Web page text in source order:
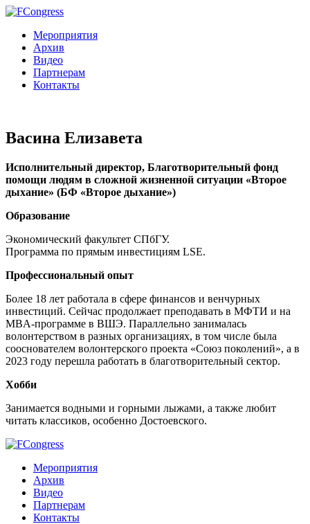
Мероприятия
Архив
Видео
Партнерам
Контакты
Васина Елизавета
Исполнительный директор, Благотворительный фонд
помощи людям в сложной жизненной ситуации «Второе
дыхание» (БФ «Второе дыхание»)
Образование
Экономический факультет СПбГУ.
Программа по прямым инвестициям LSE.
Профессиональный опыт
Более 18 лет работала в сфере финансов и венчурных
инвестиций. Сейчас продолжает преподавать в МФТИ и на
MBA-программе в ВШЭ. Параллельно занималась
волонтерством в разных организациях, в том числе была
сооснователем волонтерского проекта «Союз поколений», а в
2023 году перешла работать в благотворительный сектор.
Хобби
Занимается водными и горными лыжами, а также любит
читать классиков, особенно Достоевского.
Мероприятия
Архив
Видео
Партнерам
Контакты